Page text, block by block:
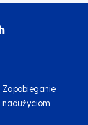
Zapobieganie
nadużyciom